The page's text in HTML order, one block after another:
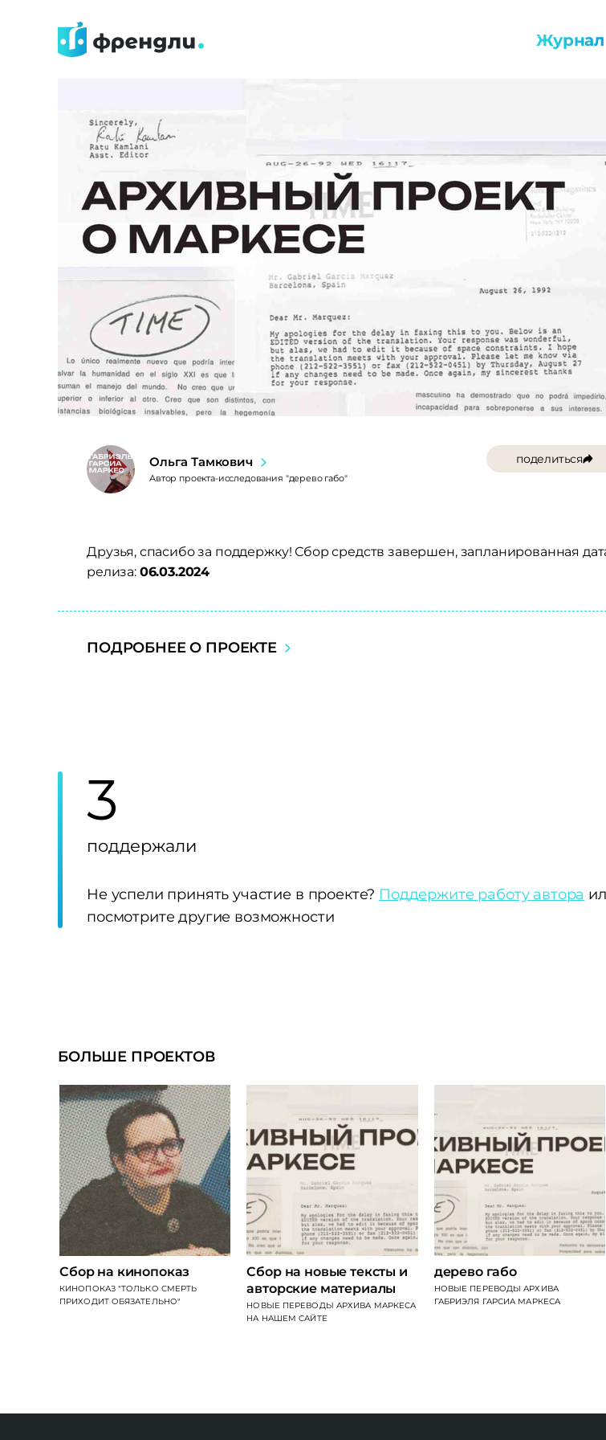
Журнал
Ольга Тамкович
Автор проекта-исследования "дерево габо"
поделиться
Друзья, спасибо за поддержку! Сбор средств завершен, запланированная
релиза: 06.03.2024
ПОДРОБНЕЕ О ПРОЕКТЕ
3
поддержали
Не успели принять участие в проекте? Поддержите работу автора
посмотрите другие возможности
БОЛЬШЕ ПРОЕКТОВ
Сбор на кинопоказ
КИНОПОКАЗ "ТОЛЬКО СМЕРТЬ
ПРИХОДИТ ОБЯЗАТЕЛЬНО"
Сбор на новые тексты и
авторские материалы
НОВЫЕ ПЕРЕВОДЫ АРХИВА МАРКЕСА
НА НАШЕМ САЙТЕ
дерево габо
НОВЫЕ ПЕРЕВОДЫ АРХИВА
ГАБРИЭЛЯ ГАРСИА МАРКЕСА